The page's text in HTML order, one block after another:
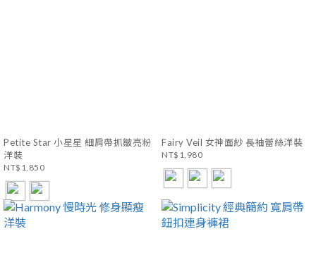
Petite Star 小星星 細肩帶抓皺亮粉
洋裝
NT$1,850
Fairy Veil 女神面紗 長袖蕾絲洋裝
NT$1,980